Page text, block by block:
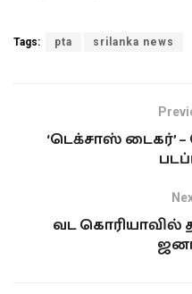
Tags: pta srilanka news
‘டெக்​சாஸ் டைகர்’
வட கொரியாவில்